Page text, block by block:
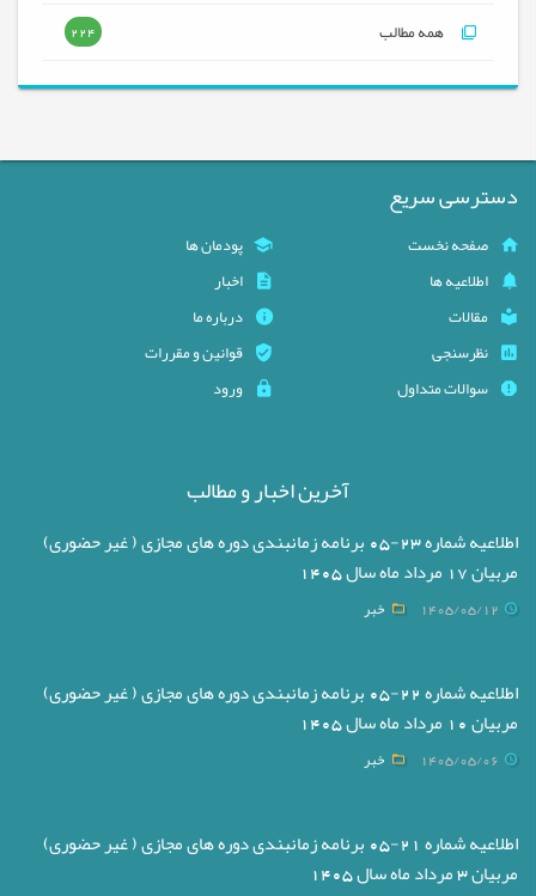
همه مطالب 224
دسترسی سریع
صفحه نخست
پودمان ها
اطلاعیه ها
اخبار
مقالات
درباره ما
نظرسنجی
قوانین و مقررات
سوالات متداول
ورود
آخرین اخبار و مطالب
اطلاعیه شماره 23-05 برنامه زمانبندی دوره های مجازی ( غیر حضوری)
مربیان 17 مرداد ماه سال 1405
1405/05/12 خبر
اطلاعیه شماره 22-05 برنامه زمانبندی دوره های مجازی ( غیر حضوری)
مربیان 10 مرداد ماه سال 1405
1405/05/06 خبر
اطلاعیه شماره 21-05 برنامه زمانبندی دوره های مجازی ( غیر حضوری)
مربیان 3 مرداد ماه سال 1405